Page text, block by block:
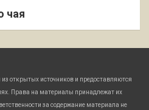
чая
открытых источников и предоставляются
Права на материалы принадлежат их
за содержание материала не